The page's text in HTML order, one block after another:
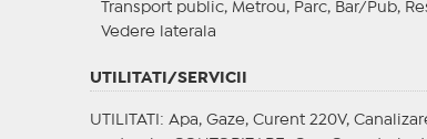
Transport public, Metrou, Parc, Bar/Pub,
Vedere laterala
UTILITATI/SERVICII
UTILITATI : Apa, Gaze, Curent 220V,